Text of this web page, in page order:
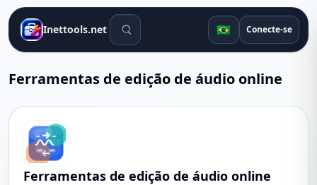
Inettools.net Ferramentas de pesquisa
🇧🇷 Conecte-se
Ferramentas de edição de áudio online
Ferramentas de edição de áudio online